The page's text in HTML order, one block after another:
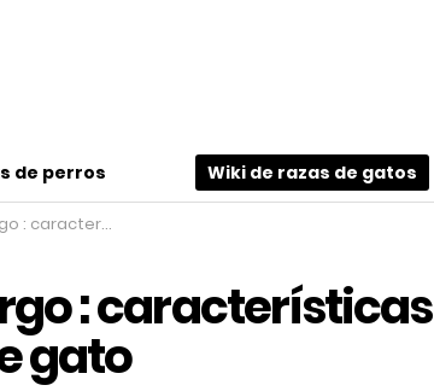
de perros Wiki de razas de gatos
esta raza de gato
: características
gato